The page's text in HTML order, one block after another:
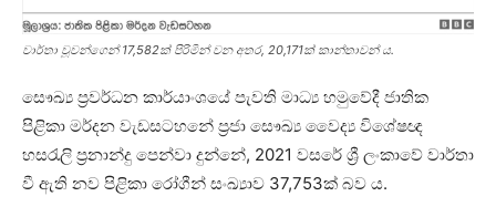
වාර්තා වූවන්ගෙන් 17,582ක් පිරිමින් වන අතර, 20,171ක් කාන්තාවන් ය.
සෞඛ්‍ය ප්‍රවර්ධන කාර්යාංශයේ පැවති මාධ්‍ය හමුවේදී ජාතික
පිළිකා මර්දන වැඩසටහනේ ප්‍රජා සෞඛ්‍ය වෛද්‍ය විශේෂඥ
හසරැලි ප්‍රනාන්දු පෙන්වා දුන්නේ, 2021 වසරේ ශ්‍රී ලංකාවේ වාර්තා
වී ඇති නව පිළිකා රෝගීන් සංඛ්‍යාව 37,753ක් බව ය.